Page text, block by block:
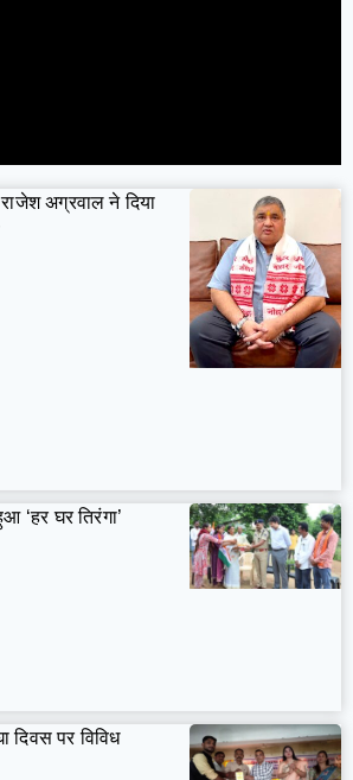
अग्रवाल ने दिया
‘हर घर तिरंगा’
दिवस पर विविध